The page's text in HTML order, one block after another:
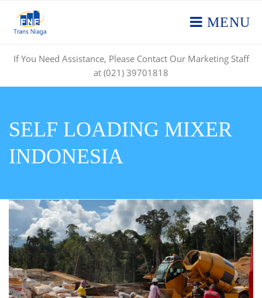
MENU
If You Need Assistance, Please Contact Our Marketing Staff
at (021) 39701818
SELF LOADING MIXER
INDONESIA